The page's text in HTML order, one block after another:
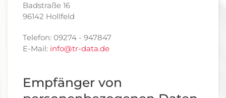
Badstraße 16
96142 Hollfeld
Telefon: 09274 - 947847
E-Mail: info@tr-data.de
Empfänger von